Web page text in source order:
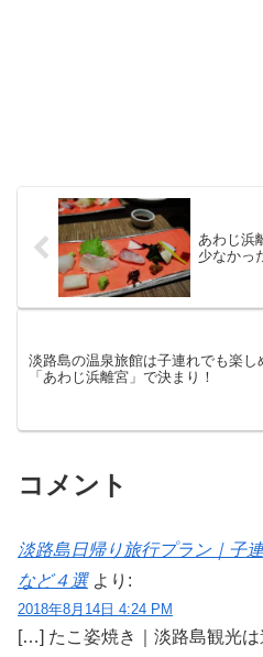
あわじ浜
少なかっ
淡路島の温泉旅館は子連れでも楽し
「あわじ浜離宮」で決まり！
コメント
淡路島日帰り旅行プラン｜子
など４選 より:
2018年8月14日 4:24 PM
[…] たこ姿焼き｜淡路島観光